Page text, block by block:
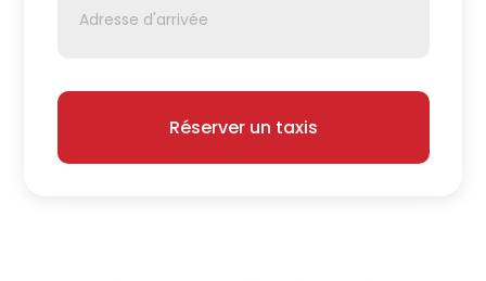
Réserver un taxis